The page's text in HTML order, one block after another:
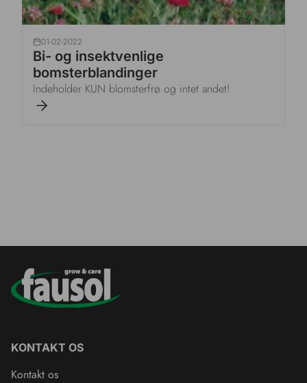
01-02-2022
Bi- og insektvenlige
bomsterblandinger
Indeholder KUN blomsterfrø og intet andet!
KONTAKT OS
Kontakt os